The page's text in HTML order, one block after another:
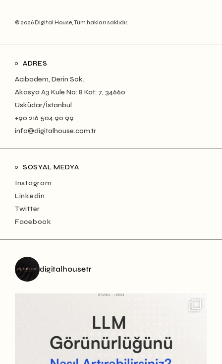
© 2026 Digital House, Tüm hakları saklıdır.
ADRES
Acıbadem, Derin Sok.
Akasya A3 Kule No: 8 Kat: 7, 34660
Üsküdar/İstanbul
+90 216 504 90 99
info@digitalhouse.com.tr
SOSYAL MEDYA
Instagram
Linkedin
Twitter
Facebook
digitalhousetr